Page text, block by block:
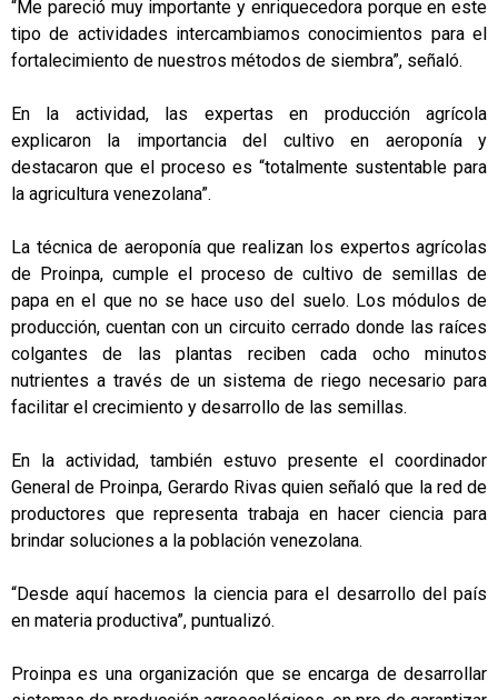
“Me pareció muy importante y enriquecedora porque en este
tipo de actividades intercambiamos conocimientos para el
fortalecimiento de nuestros métodos de siembra”, señaló.
En la actividad, las expertas en producción agrícola
explicaron la importancia del cultivo en aeroponía y
destacaron que el proceso es “totalmente sustentable para
la agricultura venezolana”.
La técnica de aeroponía que realizan los expertos agrícolas
de Proinpa, cumple el proceso de cultivo de semillas de
papa en el que no se hace uso del suelo. Los módulos de
producción, cuentan con un circuito cerrado donde las raíces
colgantes de las plantas reciben cada ocho minutos
nutrientes a través de un sistema de riego necesario para
facilitar el crecimiento y desarrollo de las semillas.
En la actividad, también estuvo presente el coordinador
General de Proinpa, Gerardo Rivas quien señaló que la red de
productores que representa trabaja en hacer ciencia para
brindar soluciones a la población venezolana.
“Desde aquí hacemos la ciencia para el desarrollo del país
en materia productiva”, puntualizó.
Proinpa es una organización que se encarga de desarrollar